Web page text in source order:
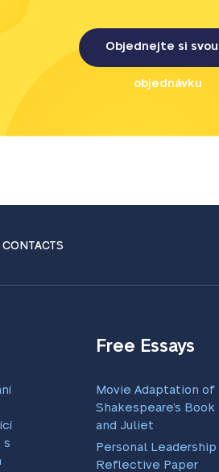
Objednejte si svou
objednávku
CONTACTS
s
Free Essays
Movie Adaptation of
Shakespeare’s Book
and Juliet
Personal Leadership
Reflective Paper